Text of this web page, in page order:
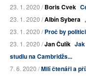
23. 1. 2020 /Boris Cvek
23. 1. 2020 /Albín Sybera
23. 1. 2020 /Proč by
23. 1. 2020 /Jan Čulík
studiu na Cambridžs...
7. 6. 2020 /Milí čtenáři a